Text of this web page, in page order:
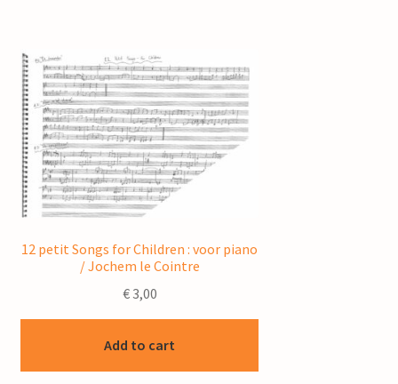
12 petit Songs for Children : voor piano
/ Jochem le Cointre
€3,00
Add to cart